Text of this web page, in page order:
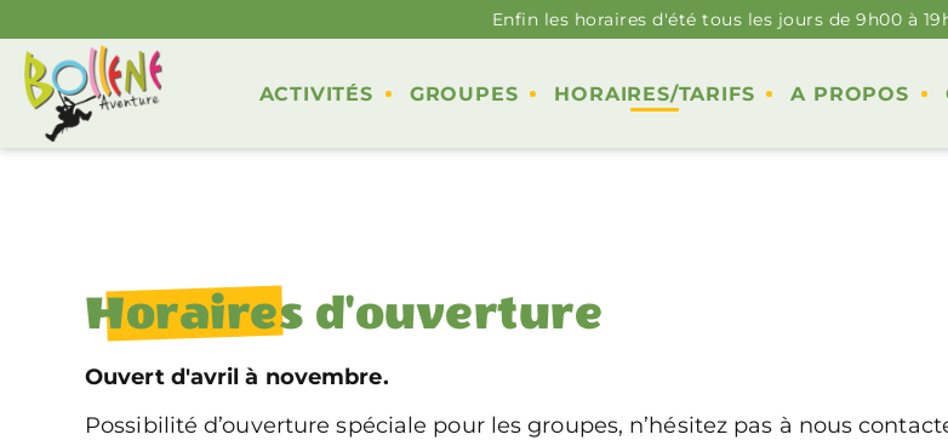
Enfin les horaires d'été tous les jours de 9h00 à
ACTIVITÉS GROUPES HORAIRES/TARIFS A PROPOS
Horaires d'ouverture
Ouvert d'avril à novembre.
Possibilité d’ouverture spéciale pour les groupes, n’hésitez pas à nous